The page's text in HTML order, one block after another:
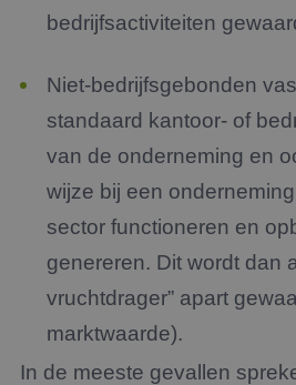
bedrijfsactiviteiten
Niet-bedrijfsgebonden
standaard kantoor- of
van de onderneming en
wijze bij een
sector functioneren en
genereren. Dit wordt dan
vruchtdrager” apart
marktwaarde).
In de meeste gevallen